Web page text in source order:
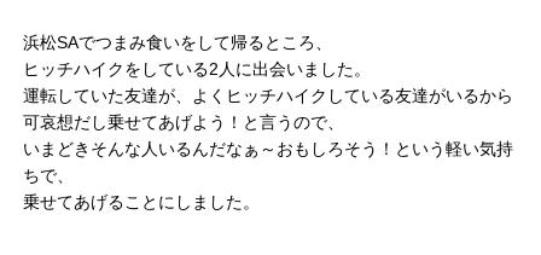
浜松SAでつまみ食いをして帰るところ、
ヒッチハイクをしている2人に出会いました。
運転していた友達が、よくヒッチハイクしている友達がいるから
可哀想だし乗せてあげよう！と言うので、
いまどきそんな人いるんだなぁ～おもしろそう！という軽い気持
ちで、
乗せてあげることにしました。